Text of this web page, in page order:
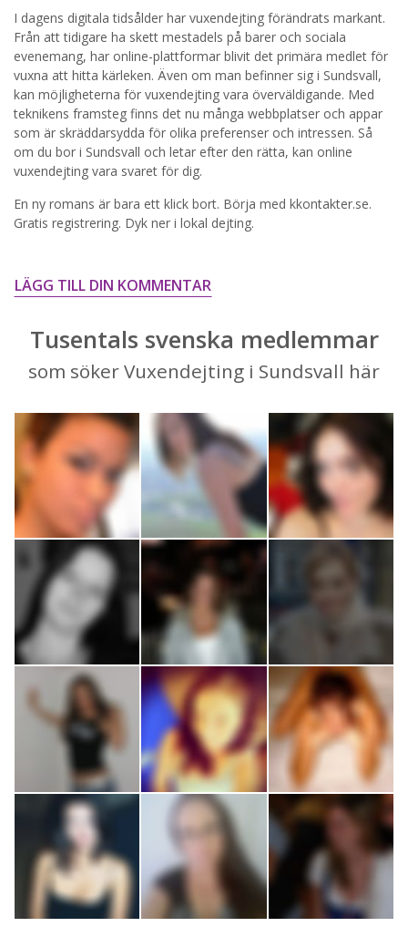
Genom att registrera godkänner jagVillkorenoch
Sekretesspolicyn. Jag godkänner att ta emot information och
reklam via e-post från hemsidans operatörer. Jag kan dra
tillbaka godkännande när jag vill.
STARTA NU!
I dagens digitala tidsålder har vuxendejting förändrats markant.
Från att tidigare ha skett mestadels på barer och sociala
evenemang, har online-plattformar blivit det primära medlet för
vuxna att hitta kärleken. Även om man befinner sig i Sundsvall,
kan möjligheterna för vuxendejting vara överväldigande. Med
teknikens framsteg finns det nu många webbplatser och appar
som är skräddarsydda för olika preferenser och intressen. Så
om du bor i Sundsvall och letar efter den rätta, kan online
vuxendejting vara svaret för dig.
En ny romans är bara ett klick bort. Börja med kkontakter.se.
Gratis registrering. Dyk ner i lokal dejting.
LÄGG TILL DIN KOMMENTAR
Tusentals svenska medlemmar
som söker Vuxendejting i Sundsvall här